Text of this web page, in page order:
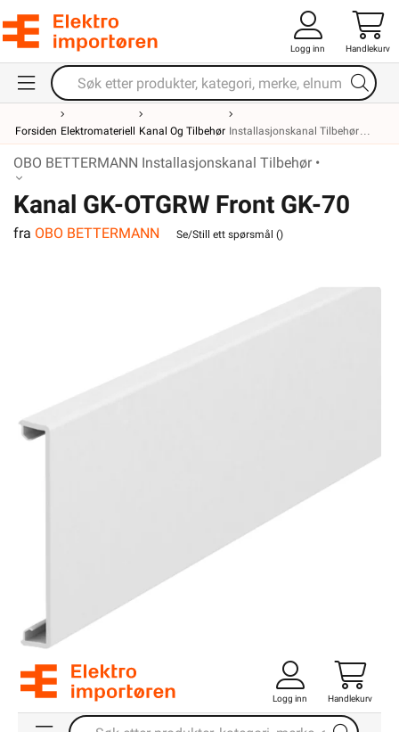
Logg inn Handlekurv
Forsiden Elektromateriell Kanal Og Tilbehør Installasjonskanal Tilbehør
OBO BETTERMANN Installasjonskanal Tilbehør •
Kanal GK-OTGRW Front GK-70
serien OBO
fra OBO BETTERMANN Se/Still ett spørsmål ()
Logg inn Handlekurv